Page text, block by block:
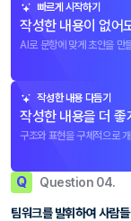
빠르게 시작하기
작성한 내용이 없어
AI로 문항에 맞게 초안을 만
작성한 내용 다듬기
작성한 내용을 더 좋
구조와 표현을 구체적으로
Q Question 04.
팀워크를 발휘하여 사람